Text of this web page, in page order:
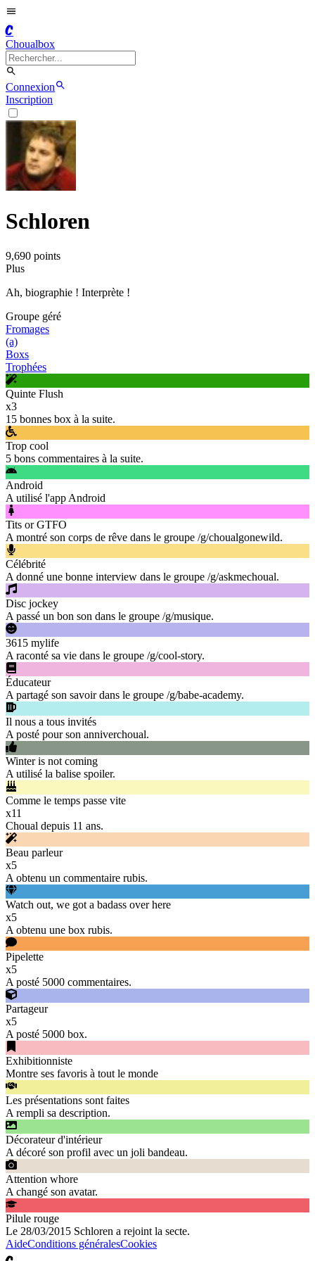
C
Choualbox
Connexion
Inscription
Schloren
9,690 points
Plus
Ah, biographie ! Interprète !
Groupe géré
Fromages
(a)
Boxs
Trophées
Quinte Flush
x3
15 bonnes box à la suite.
Trop cool
5 bons commentaires à la suite.
Android
A utilisé l'app Android
Tits or GTFO
A montré son corps de rêve dans le groupe /g/choualgonewild.
Célébrité
A donné une bonne interview dans le groupe /g/askmechoual.
Disc jockey
A passé un bon son dans le groupe /g/musique.
3615 mylife
A raconté sa vie dans le groupe /g/cool-story.
Éducateur
A partagé son savoir dans le groupe /g/babe-academy.
Il nous a tous invités
A posté pour son anniverchoual.
Winter is not coming
A utilisé la balise spoiler.
Comme le temps passe vite
x11
Choual depuis 11 ans.
Beau parleur
x5
A obtenu un commentaire rubis.
Watch out, we got a badass over here
x5
A obtenu une box rubis.
Pipelette
x5
A posté 5000 commentaires.
Partageur
x5
A posté 5000 box.
Exhibitionniste
Montre ses favoris à tout le monde
Les présentations sont faites
A rempli sa description.
Décorateur d'intérieur
A décoré son profil avec un joli bandeau.
Attention whore
A changé son avatar.
Pilule rouge
Le 28/03/2015 Schloren a rejoint la secte.
AideConditions généralesCookies